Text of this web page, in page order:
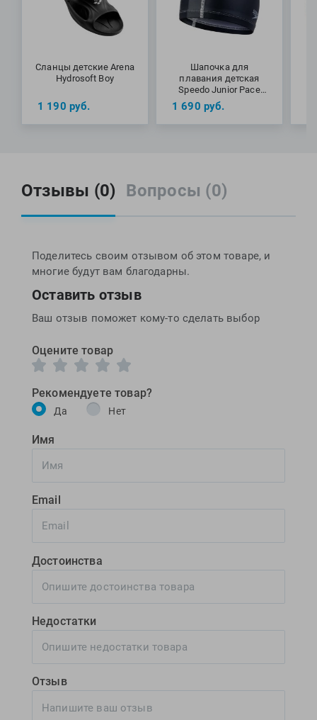
Сланцы детские Arena
Hydrosoft Boy
1 190 руб.
Шапочка для
плавания детская
Speedo Junior Pace
Cap (6-12 лет)
1 690 руб.
Отзывы (0) Вопросы (0)
Поделитесь своим отзывом об этом товаре, и
многие будут вам благодарны.
Оставить отзыв
Ваш отзыв поможет кому-то сделать выбор
Оцените товар
Рекомендуете товар?
Да Нет
Имя
Email
Достоинства
Недостатки
Отзыв